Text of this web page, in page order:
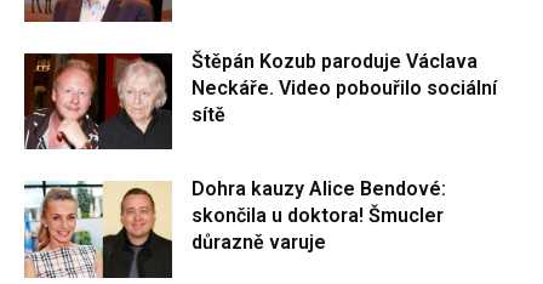
Štěpán Kozub paroduje Václava
Neckáře. Video pobouřilo sociální
sítě
Dohra kauzy Alice Bendové:
skončila u doktora! Šmucler
důrazně varuje